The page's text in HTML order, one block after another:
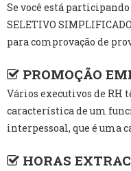
Se você está
SELETIVO
para comprovação de
PROMOÇÃO
Vários executivos de RH
característica de um
interpessoal, que é uma
HORAS